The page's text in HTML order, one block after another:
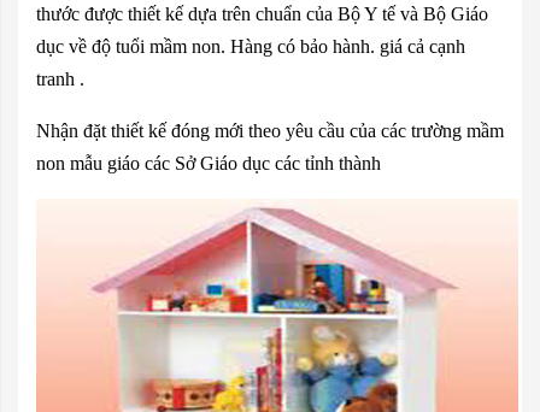
thước được thiết kế dựa trên chuẩn của Bộ Y tế và Bộ Giáo
dục về độ tuổi mầm non. Hàng có bảo hành. giá cả cạnh
tranh .
Nhận đặt thiết kế đóng mới theo yêu cầu của các trường mầm
non mẫu giáo các Sở Giáo dục các tỉnh thành